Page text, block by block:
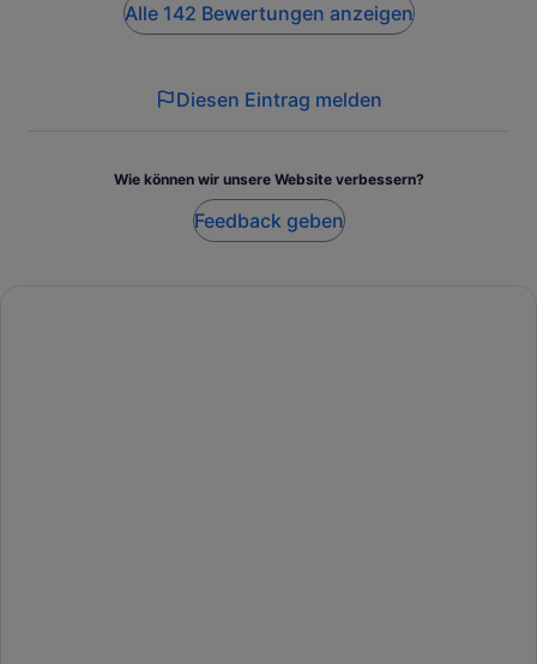
Alle 142 Bewertungen anzeigen
Diesen Eintrag melden
Wie können wir unsere Website verbessern?
Feedback geben